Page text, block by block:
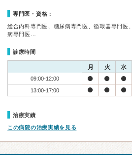
専門医・資格：
総合内科専門医、糖尿病専門医、循環器専門医
病専門医…
診療時間
月 火 水
09:00-12:00
13:00-17:00
治療実績
この病院の治療実績を見る